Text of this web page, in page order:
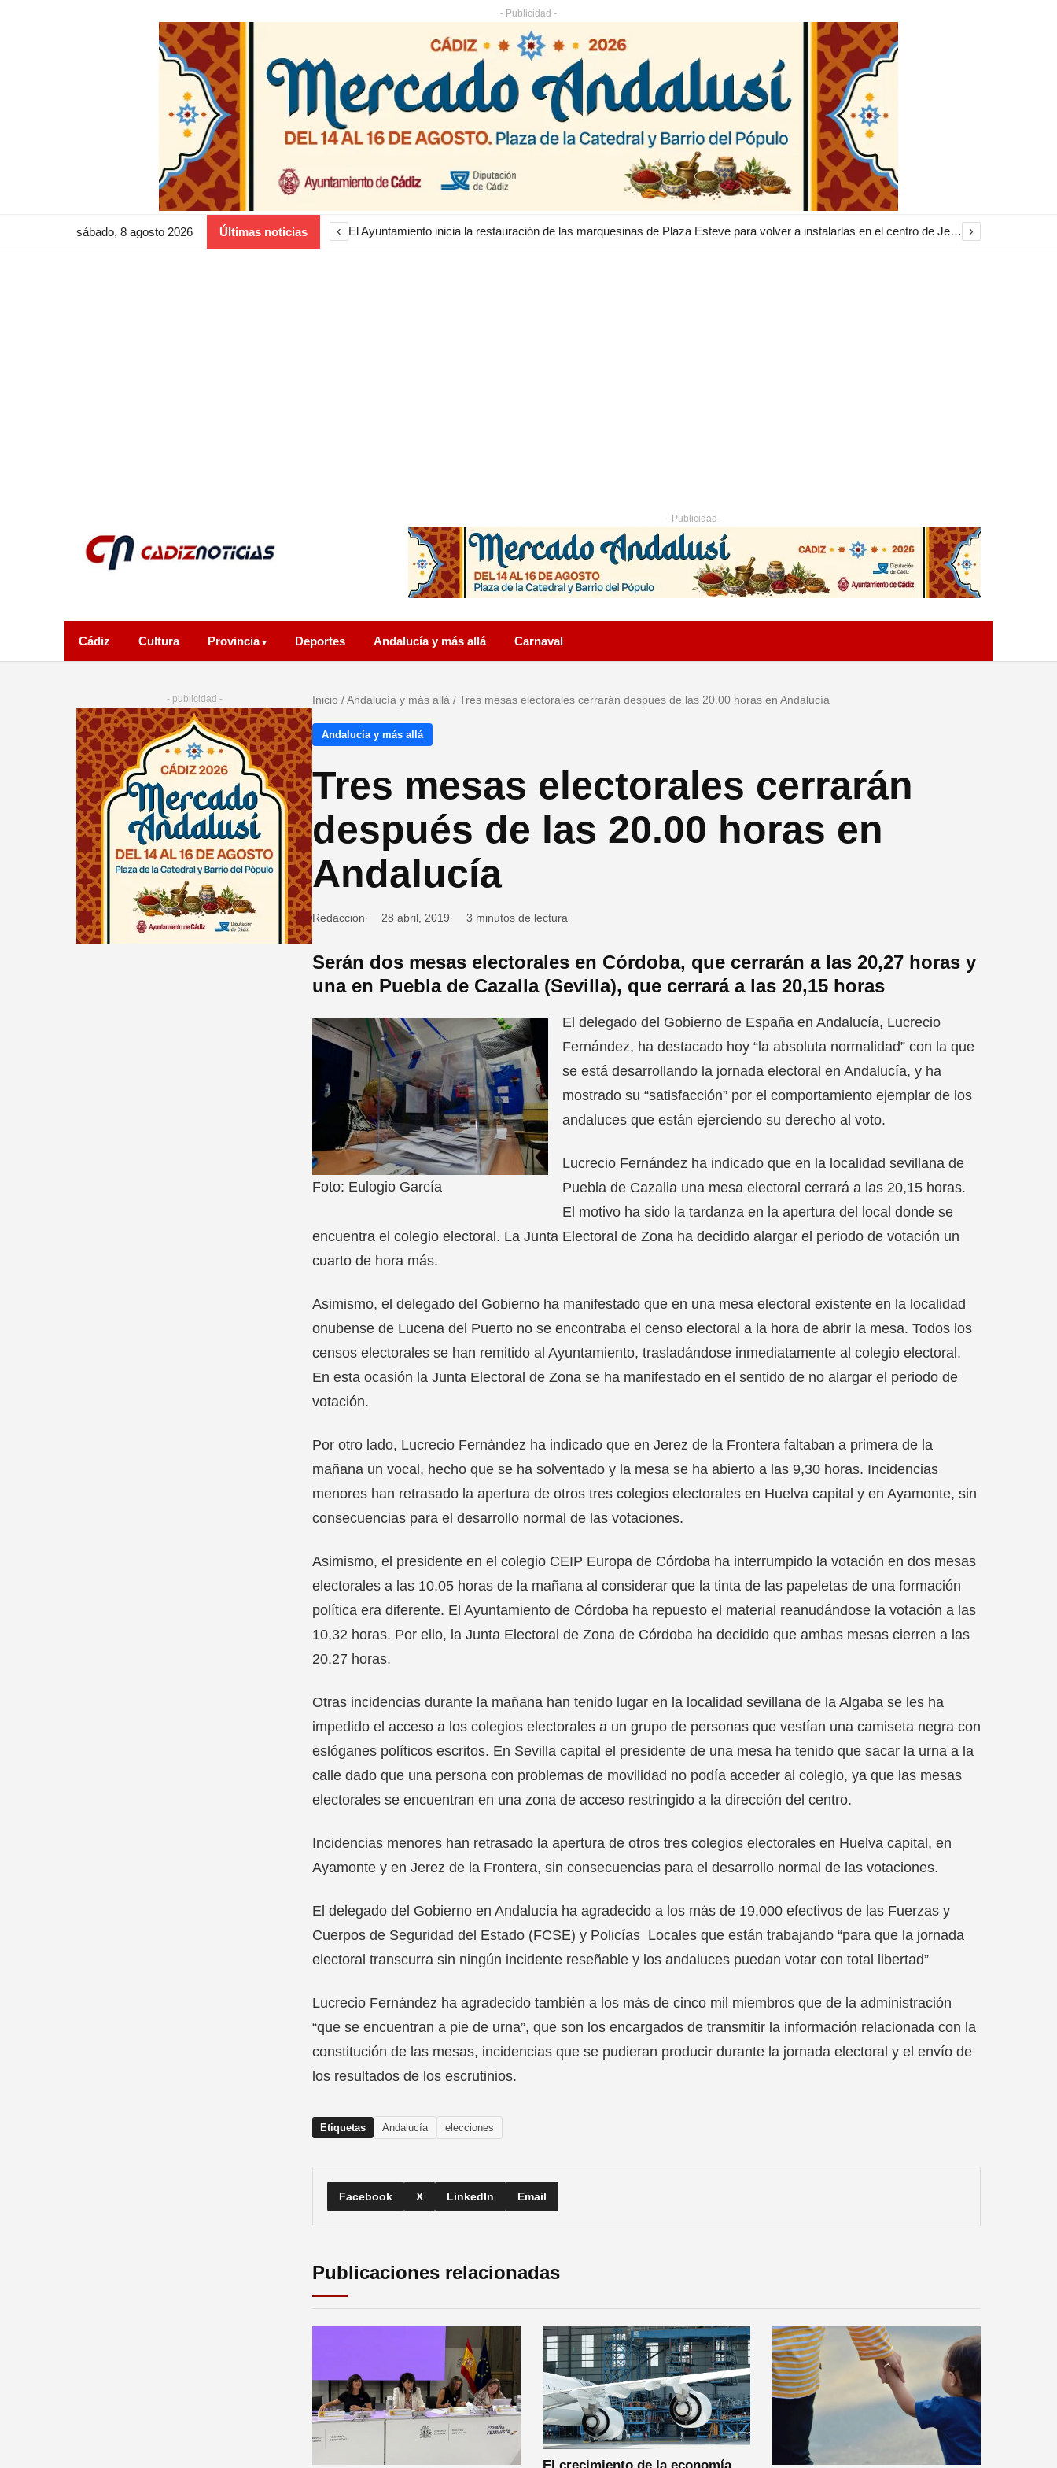
- Publicidad -
sábado, 8 agosto 2026 Últimas noticias ‹ El Ayuntamiento inicia la restauración de las marquesinas de Plaza Esteve para volver a instalarlas en el centro de Jerez ›
- Publicidad -
Cádiz Cultura Provincia Deportes Andalucía y más allá Carnaval
- publicidad - Inicio /Andalucía y más allá / Tres mesas electorales cerrarán después de las 20.00 horas en Andalucía
Andalucía y más allá
Tres mesas electorales cerrarán
después de las 20.00 horas en
Andalucía
Redacción 28 abril, 2019 3 minutos de lectura
Serán dos mesas electorales en Córdoba, que cerrarán a las 20,27 horas y
una en Puebla de Cazalla (Sevilla), que cerrará a las 20,15 horas
Foto: Eulogio García
El delegado del Gobierno de España en Andalucía, Lucrecio
Fernández, ha destacado hoy “la absoluta normalidad” con la que
se está desarrollando la jornada electoral en Andalucía, y ha
mostrado su “satisfacción” por el comportamiento ejemplar de los
andaluces que están ejerciendo su derecho al voto.
Lucrecio Fernández ha indicado que en la localidad sevillana de
Puebla de Cazalla una mesa electoral cerrará a las 20,15 horas.
El motivo ha sido la tardanza en la apertura del local donde se
encuentra el colegio electoral. La Junta Electoral de Zona ha decidido alargar el periodo de votación un
cuarto de hora más.
Asimismo, el delegado del Gobierno ha manifestado que en una mesa electoral existente en la localidad
onubense de Lucena del Puerto no se encontraba el censo electoral a la hora de abrir la mesa. Todos los
censos electorales se han remitido al Ayuntamiento, trasladándose inmediatamente al colegio electoral.
En esta ocasión la Junta Electoral de Zona se ha manifestado en el sentido de no alargar el periodo de
votación.
Por otro lado, Lucrecio Fernández ha indicado que en Jerez de la Frontera faltaban a primera de la
mañana un vocal, hecho que se ha solventado y la mesa se ha abierto a las 9,30 horas. Incidencias
menores han retrasado la apertura de otros tres colegios electorales en Huelva capital y en Ayamonte, sin
consecuencias para el desarrollo normal de las votaciones.
Asimismo, el presidente en el colegio CEIP Europa de Córdoba ha interrumpido la votación en dos mesas
electorales a las 10,05 horas de la mañana al considerar que la tinta de las papeletas de una formación
política era diferente. El Ayuntamiento de Córdoba ha repuesto el material reanudándose la votación a las
10,32 horas. Por ello, la Junta Electoral de Zona de Córdoba ha decidido que ambas mesas cierren a las
20,27 horas.
Otras incidencias durante la mañana han tenido lugar en la localidad sevillana de la Algaba se les ha
impedido el acceso a los colegios electorales a un grupo de personas que vestían una camiseta negra con
eslóganes políticos escritos. En Sevilla capital el presidente de una mesa ha tenido que sacar la urna a la
calle dado que una persona con problemas de movilidad no podía acceder al colegio, ya que las mesas
electorales se encuentran en una zona de acceso restringido a la dirección del centro.
Incidencias menores han retrasado la apertura de otros tres colegios electorales en Huelva capital, en
Ayamonte y en Jerez de la Frontera, sin consecuencias para el desarrollo normal de las votaciones.
El delegado del Gobierno en Andalucía ha agradecido a los más de 19.000 efectivos de las Fuerzas y
Cuerpos de Seguridad del Estado (FCSE) y Policías Locales que están trabajando “para que la jornada
electoral transcurra sin ningún incidente reseñable y los andaluces puedan votar con total libertad”
Lucrecio Fernández ha agradecido también a los más de cinco mil miembros que de la administración
“que se encuentran a pie de urna”, que son los encargados de transmitir la información relacionada con la
constitución de las mesas, incidencias que se pudieran producir durante la jornada electoral y el envío de
los resultados de los escrutinios.
Etiquetas Andalucía elecciones
Facebook X LinkedIn Email
Publicaciones relacionadas